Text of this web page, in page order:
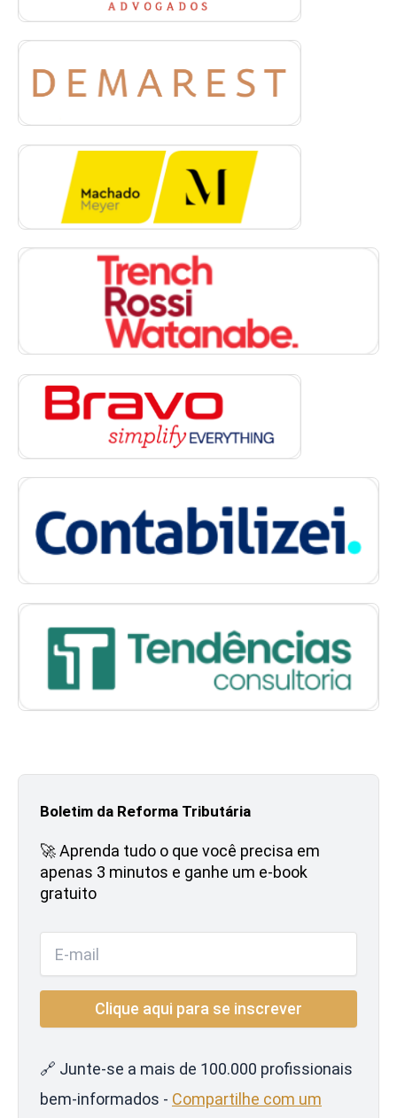
Boletim da Reforma Tributária
🚀 Aprenda tudo o que você precisa em
apenas 3 minutos e ganhe um e-book
gratuito
🔗 Junte-se a mais de 100.000 profissionais
bem-informados - Compartilhe com um